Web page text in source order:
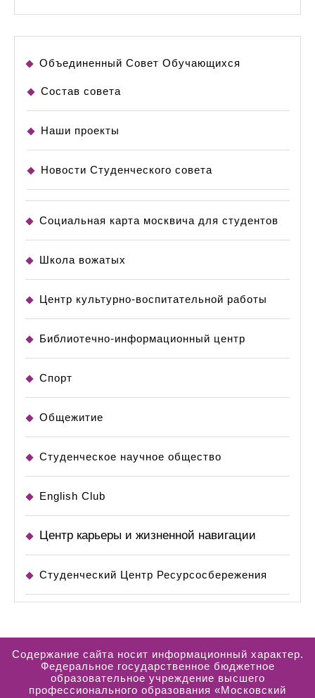
Объединенный Совет Обучающихся
Состав совета
Наши проекты
Новости Студенческого совета
Социальная карта москвича для студентов
Школа вожатых
Центр культурно-воспитательной работы
Библиотечно-информационный центр
Спорт
Общежитие
Студенческое научное общество
English Club
Центр карьеры и жизненной навигации
Студенческий Центр Ресурсосбережения
Содержание сайта носит информационный характер.
Федеральное государственное бюджетное
образовательное учреждение высшего
профессионального образования «Московский